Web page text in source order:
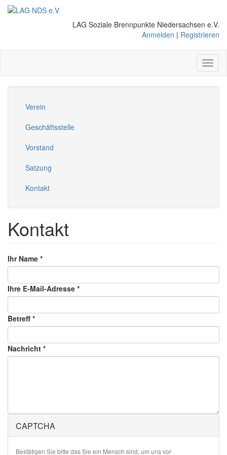
Direkt
zum
LAG Soziale Brennpunkte Niedersachsen e.V.
Anmelden | Registrieren
Verein
Geschäftsstelle
Vorstand
Satzung
Kontakt
Kontakt
Ihr Name *
Ihre E-Mail-Adresse *
Betreff *
Nachricht *
CAPTCHA
Bestätigen Sie bitte das Sie ein Mensch sind, um uns vor